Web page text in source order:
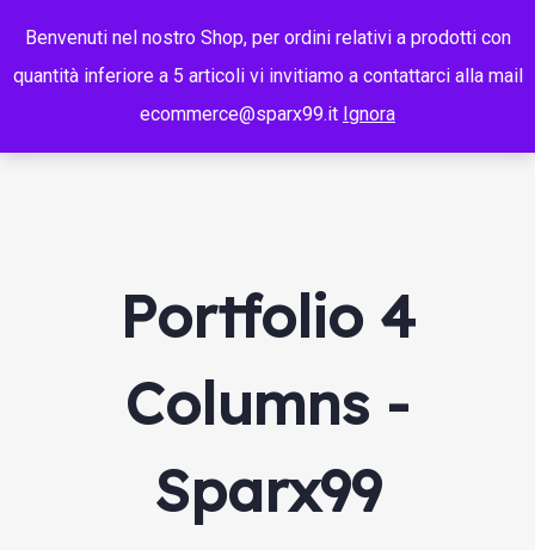
Portfolio 4
Columns -
Sparx99
Benvenuti nel nostro Shop, per ordini relativi a prodotti con
quantità inferiore a 5 articoli vi invitiamo a contattarci alla mail
ecommerce@sparx99.it Ignora